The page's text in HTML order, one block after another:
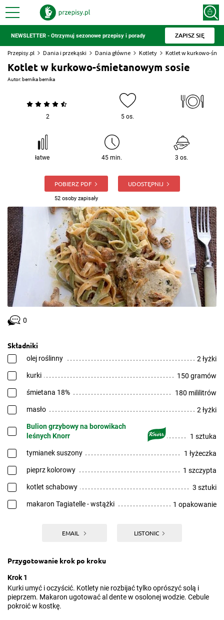
NEWSLETTER - Otrzymuj sezonowe przepisy i porady ZAPISZ SIĘ
Przepisy.pl Dania i przekąski Dania główne Kotlety Kotlet w kurkowo-
Kotlet w kurkowo-śmietanowym sosie
Autor: bernika bernika
2 5 os.
łatwe 45 min. 3 os.
POBIERZ PDF
52 osoby zapisały
UDOSTĘPNIJ
0
Składniki
olej roślinny 2 łyżki
kurki 150 gramów
śmietana 18% 180 mililitrów
masło 2 łyżki
Bulion grzybowy na borowikach
leśnych Knorr
1 sztuka
tymianek suszony 1 łyżeczka
pieprz kolorowy 1 szczypta
kotlet schabowy 3 sztuki
makaron Tagiatelle - wstążki 1 opakowanie
EMAIL LISTONIC
Przygotowanie krok po kroku
Krok 1
Kurki umyć i oczyścić. Kotlety nie rozbijać tylko oprószyć solą i
pieprzem. Makaron ugotować al dente w osolonej wodzie. Cebule
pokroić w kostkę.